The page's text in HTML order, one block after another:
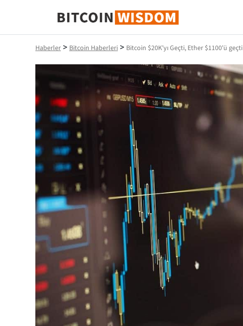
Bitcoin Bilgeliği
Haberler > Bitcoin Haberleri > Bitcoin $20K'yı Geçti, Ether $1100'ü geçti